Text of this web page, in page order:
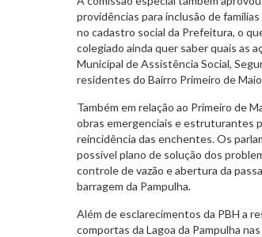
providências para inclusão de
no cadastro social da Prefeitura, o
colegiado ainda quer saber quais as
Municipal de Assistência Social,
residentes do Bairro Primeiro de
Também em relação ao Primeiro de
obras emergenciais e estruturantes
reincidência das enchentes. Os
possível plano de solução dos
controle de vazão e abertura da
barragem da Pampulha.
Além de esclarecimentos da PBH a
comportas da Lagoa da Pampulha